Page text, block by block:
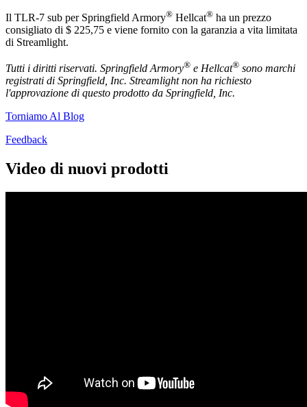
Il TLR-7 sub per Springfield Armory® Hellcat® ha un prezzo
consigliato di $ 225,75 e viene fornito con la garanzia a vita limitata
di Streamlight.
Tutti i diritti riservati. Springfield Armory® e Hellcat® sono marchi
registrati di Springfield, Inc. Streamlight non ha richiesto
l'approvazione di questo prodotto da Springfield, Inc.
Torniamo Al Blog
Feedback
Video di nuovi prodotti